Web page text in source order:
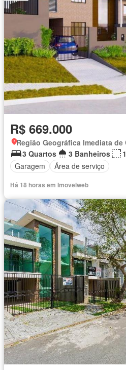
R$ 669.000
3 Quartos
3 Banheiros
Garagem
Área de serviço
Há 18 horas em Imovelweb